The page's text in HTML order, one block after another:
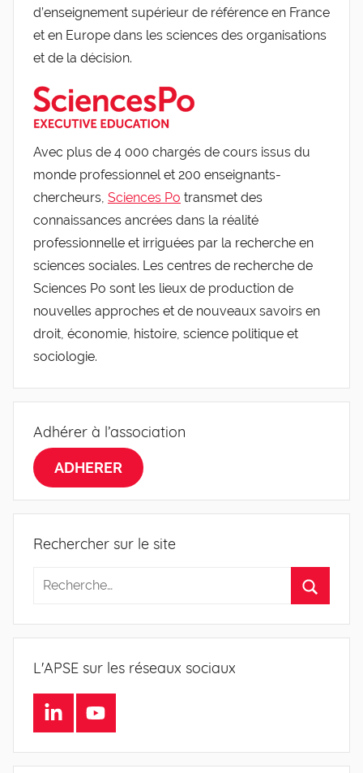
d’enseignement supérieur de référence en France
et en Europe dans les sciences des organisations
et de la décision.
Avec plus de 4 000 chargés de cours issus du
monde professionnel et 200 enseignants-
chercheurs, Sciences Po transmet des
connaissances ancrées dans la réalité
professionnelle et irriguées par la recherche en
sciences sociales. Les centres de recherche de
Sciences Po sont les lieux de production de
nouvelles approches et de nouveaux savoirs en
droit, économie, histoire, science politique et
sociologie.
Adhérer à l’association
ADHERER
Rechercher sur le site
L'APSE sur les réseaux sociaux
LinkedInYoutube